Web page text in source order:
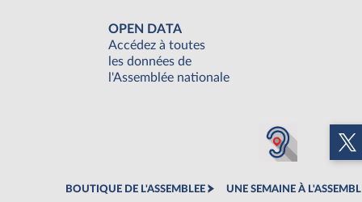
OPEN DATA
Accédez à toutes
les données de
l'Assemblée nationale
BOUTIQUE DE L'ASSEMBLEE UNE SEMAINE À